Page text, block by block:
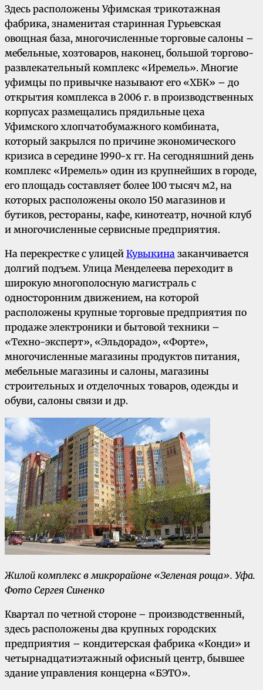
Здесь расположены Уфимская трикотажная
фабрика, знаменитая старинная Гурьевская
овощная база, многочисленные торговые салоны –
мебельные, хозтоваров, наконец, большой торгово-
развлекательный комплекс «Иремель». Многие
уфимцы по привычке называют его «ХБК» – до
открытия комплекса в 2006 г. в производственных
корпусах размещались прядильные цеха
Уфимского хлопчатобумажного комбината,
который закрылся по причине экономического
кризиса в середине 1990-х гг. На сегодняшний день
комплекс «Иремель» один из крупнейших в городе,
его площадь составляет более 100 тысяч м2, на
которых расположены около 150 магазинов и
бутиков, рестораны, кафе, кинотеатр, ночной клуб
и многочисленные сервисные предприятия.
На перекрестке с улицей Кувыкина заканчивается
долгий подъем. Улица Менделеева переходит в
широкую многополосную магистраль с
односторонним движением, на которой
расположены крупные торговые предприятия по
продаже электроники и бытовой техники –
«Техно-эксперт», «Эльдорадо», «Форте»,
многочисленные магазины продуктов питания,
мебельные магазины и салоны, магазины
строительных и отделочных товаров, одежды и
обуви, салоны связи и др.
Жилой комплекс в микрорайоне «Зеленая роща». Уфа.
Фото Сергея Синенко
Квартал по четной стороне – производственный,
здесь расположены два крупных городских
предприятия – кондитерская фабрика «Конди» и
четырнадцатиэтажный офисный центр, бывшее
здание управления концерна «БЭТО».